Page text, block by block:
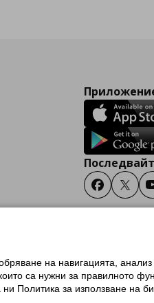
Facebook
на бисквиткиУсловия за
Общи условия на програма IKEA
на навигацията,
са нужни за правилното
Политика за използване на